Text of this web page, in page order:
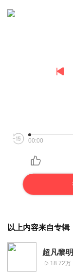
00:00
以上内容来自专辑
超凡黎明
18.72万